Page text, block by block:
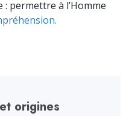
: permettre à l’Homme
origines